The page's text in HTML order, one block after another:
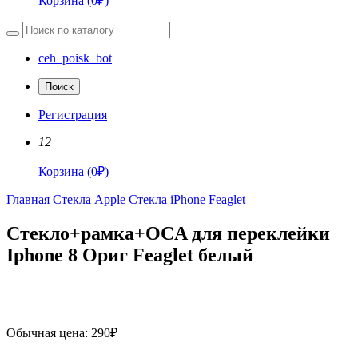
ceh_poisk_bot
Поиск
Регистрация
12
Корзина (0₽)
Главная Стекла Apple Стекла iPhone Feaglet
Стекло+рамка+OCA для переклейки
Iphone 8 Ориг Feaglet белый
Обычная цена: 290₽